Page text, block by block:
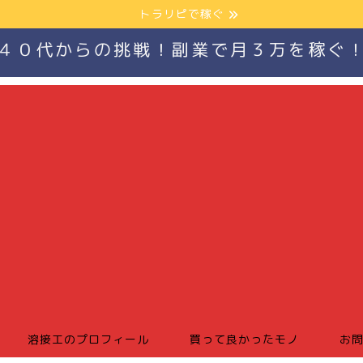
トラリピで稼ぐ
０代からの挑戦！副業で月３万を稼ぐ！
溶接工のプロフィール 買って良かったモノ お